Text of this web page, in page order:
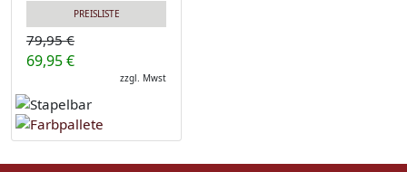
PREISLISTE
79,95 €
69,95 €
zzgl. Mwst